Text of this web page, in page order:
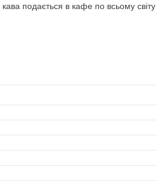
подається в кафе по всьому світу